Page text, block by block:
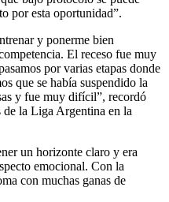
por esta oportunidad”.
y ponerme bien
El receso fue muy
por varias etapas donde
que se había suspendido la
y fue muy difícil”, recordó
de la Liga Argentina en la
un horizonte claro y era
emocional. Con la
con muchas ganas de